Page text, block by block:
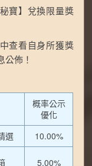
寶】兌換限量獎
查看自身所獲獎
佈！
概率公示
優化
選
10.00%
5.00%